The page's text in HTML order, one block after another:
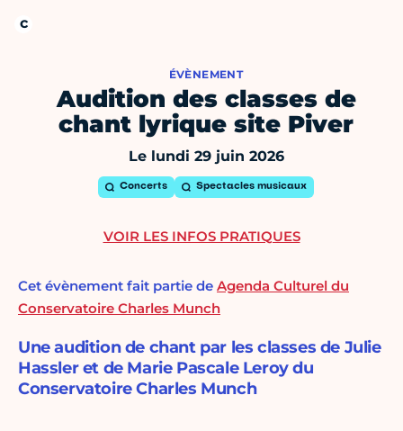
ÉVÈNEMENT
Audition des classes de
chant lyrique site Piver
Le lundi 29 juin 2026
Concerts Spectacles musicaux
Cet évènement fait partie de Agenda Culturel du
Conservatoire Charles Munch
Une audition de chant par les classes de Julie
Hassler et de Marie Pascale Leroy du
Conservatoire Charles Munch
VOIR LES INFOS PRATIQUES